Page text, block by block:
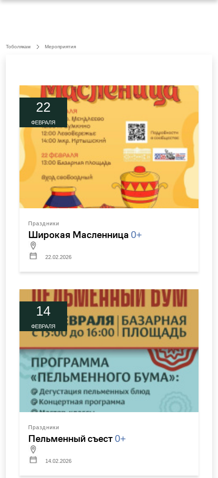
Тоболякам Мероприятия
22
ФЕВРАЛЯ
Праздники
Широкая Масленница 0+
22.02.2026
14
ФЕВРАЛЯ
Праздники
Пельменный съест0+
14.02.2026